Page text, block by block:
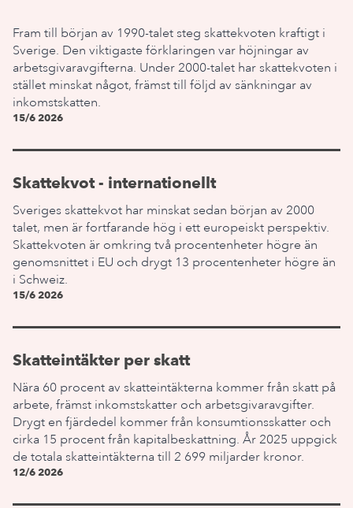
Fram till början av 1990-talet steg skattekvoten kraftigt i
Sverige. Den viktigaste förklaringen var höjningar av
arbetsgivaravgifterna. Under 2000-talet har skattekvoten i
stället minskat något, främst till följd av sänkningar av
inkomstskatten.
15/6 2026
Skattekvot - internationellt
Sveriges skattekvot har minskat sedan början av 2000
talet, men är fortfarande hög i ett europeiskt perspektiv.
Skattekvoten är omkring två procentenheter högre än
genomsnittet i EU och drygt 13 procentenheter högre än
i Schweiz.
15/6 2026
Skatteintäkter per skatt
Nära 60 procent av skatteintäkterna kommer från skatt på
arbete, främst inkomstskatter och arbetsgivaravgifter.
Drygt en fjärdedel kommer från konsumtionsskatter och
cirka 15 procent från kapitalbeskattning. År 2025 uppgick
de totala skatteintäkterna till 2 699 miljarder kronor.
12/6 2026